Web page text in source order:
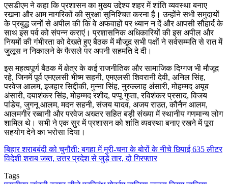
एसडीएम ने कहा कि प्रशासन का मुख्य उद्देश्य शहर में शांति व्यवस्था बनाए
रखना और आम नागरिकों की सुरक्षा सुनिश्चित करना है। उन्होंने सभी समुदायों
के प्रबुद्ध जनों से अपील की कि वे अफवाहों पर ध्यान न दें और आपसी सौहार्द के
साथ इस पर्व को संपन्न कराएं। प्रशासनिक अधिकारियों की इस अपील और
नियमों की गंभीरता को देखते हुए बैठक में मौजूद सभी पक्षों ने सर्वसम्मति से रात में
जुलूस न निकालने के फैसले पर अपनी सहमति दे दी।
इस महत्वपूर्ण बैठक में क्षेत्र के कई राजनीतिक और सामाजिक दिग्गज भी मौजूद
रहे, जिनमें पूर्व एमएलसी भीष्म सहनी, एमएलसी शिवरानी देवी, अनिल सिंह,
परवेज आलम, इजहार सिद्दीकी, मुन्ना सिंह, नुरुल्लाह अंसारी, मोहम्मद अयूब
अंसारी, दयाशंकर सिंह, मोहम्मद रशीद, पप्पू गुप्ता, रविशंकर प्रसाद, विजय
पांडेय, जुगनू आलम, मदन सहनी, संजय यादव, अजय राउत, कौनैन आलम,
आलमगीर रब्बानी और परवेज अख्तर सहित बड़ी संख्या में स्थानीय गणमान्य लोग
शामिल थे। सभी ने एक सुर में प्रशासन को शांति व्यवस्था बनाए रखने में पूरा
सहयोग देने का भरोसा दिया।
बिहार शराबबंदी को चुनौती: बगहा में मुरी-चना के बोरों के नीचे छिपाई 635 लीटर
विदेशी शराब जब्त, उत्तर प्रदेश से जुड़े तार, दो गिरफ्तार
Tags